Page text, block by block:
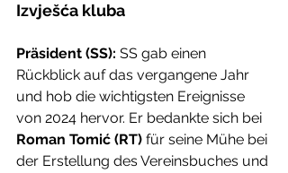
Izvješća kluba
Präsident (SS): SS gab einen
Rückblick auf das vergangene Jahr
und hob die wichtigsten Ereignisse
von 2024 hervor. Er bedankte sich bei
Roman Tomić (RT) für seine Mühe bei
der Erstellung des Vereinsbuches und